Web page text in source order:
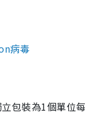
病毒
包裝為1個單位